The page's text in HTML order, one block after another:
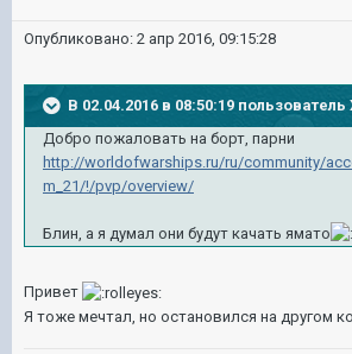
Опубликовано: 2 апр 2016, 09:15:28
В 02.04.2016 в 08:50:19
Добро пожаловать на борт, парни
http://worldofwarships.ru/ru/community/
m_21/!/pvp/overview/
Блин, а я думал они будут качать ямато
Привет
Я тоже мечтал, но остановился на другом